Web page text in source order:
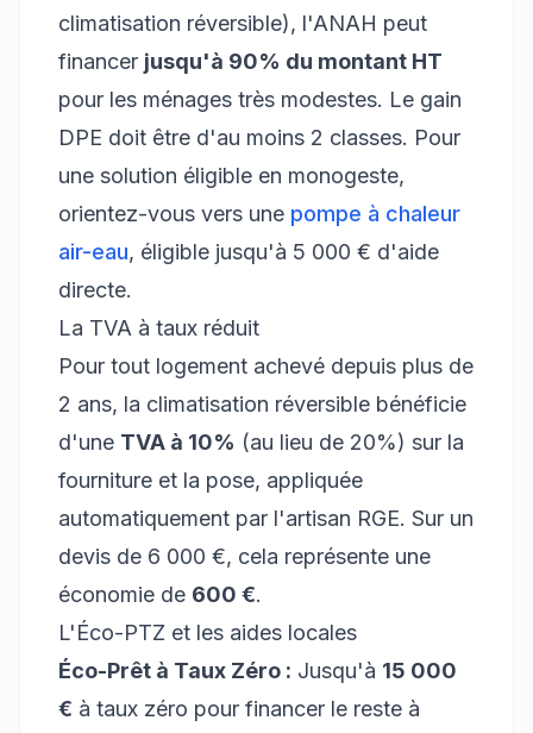
climatisation réversible), l'ANAH peut
financer jusqu'à 90% du montant HT
pour les ménages très modestes. Le gain
DPE doit être d'au moins 2 classes. Pour
une solution éligible en monogeste,
orientez-vous vers une pompe à chaleur
air-eau, éligible jusqu'à 5 000 € d'aide
directe.
La TVA à taux réduit
Pour tout logement achevé depuis plus de
2 ans, la climatisation réversible bénéficie
d'une TVA à 10% (au lieu de 20%) sur la
fourniture et la pose, appliquée
automatiquement par l'artisan RGE. Sur un
devis de 6 000 €, cela représente une
économie de 600 €.
L'Éco-PTZ et les aides locales
Éco-Prêt à Taux Zéro : Jusqu'à 15 000
€ à taux zéro pour financer le reste à